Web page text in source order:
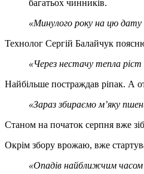
багатьох чинників.
«Минулого року на цю
Технолог Сергій Балайчук
«Через нестачу тепла ріст
Найбільше постраждав ріпак. А
«Зараз збираємо м’яку
Станом на початок серпня вже
Окрім збору врожаю, вже
«Опадів найближчим часом